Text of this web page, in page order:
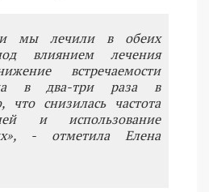
мы лечили в обеих
влиянием лечения
встречаемости
в два-три раза в
что снизилась частота
и использование
- отметила Елена